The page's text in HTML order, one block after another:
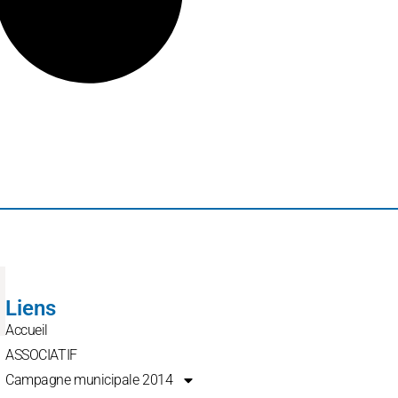
Liens
Accueil
ASSOCIATIF
Campagne municipale 2014